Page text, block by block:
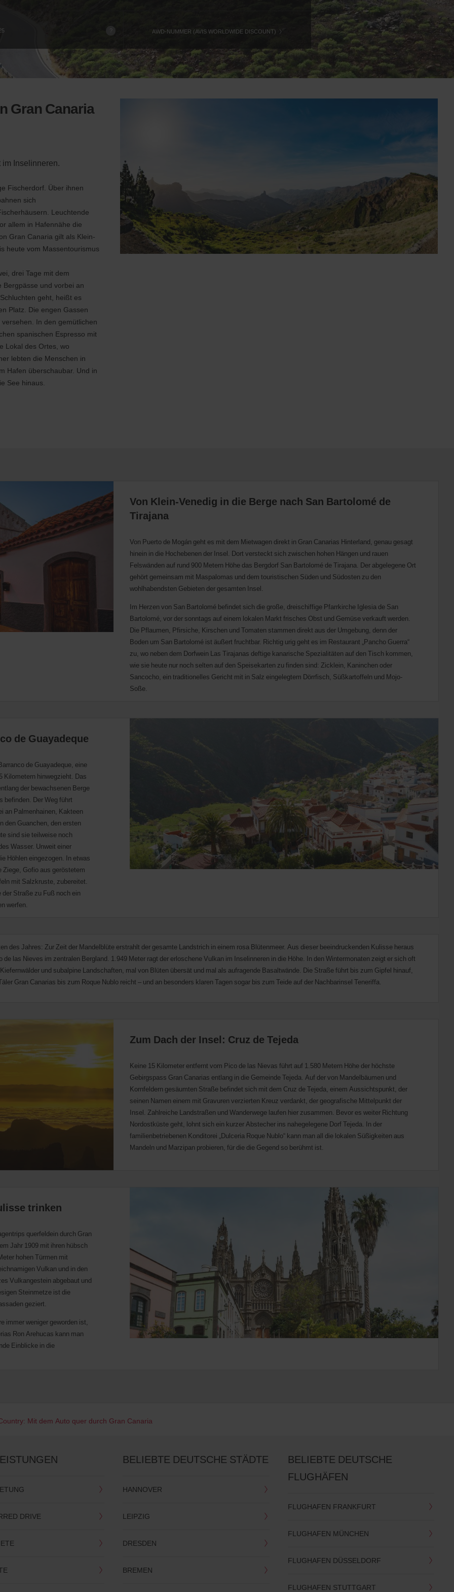
AWD-NUMMER (AVIS WORLDWIDE DISCOUNT)
Gran Canaria
Inselinneren.
Fischerdorf. Über ihnen
sich
Leuchtende
allem in Hafennähe die
Gran Canaria gilt als Klein-
heute vom Massentourismus
drei Tage mit dem
und vorbei an
geht, heißt es
Platz. Die engen Gassen
In den gemütlichen
spanischen Espresso mit
Lokal des Ortes, wo
lebten die Menschen in
Hafen überschaubar. Und in
See hinaus.
Von Klein-Venedig in die Berge nach San Bartolomé de
Tirajana
Von Puerto de Mogán geht es mit dem Mietwagen direkt in Gran Canarias Hinterland, genau gesagt
hinein in die Hochebenen der Insel. Dort versteckt sich zwischen hohen Hängen und rauen
Felswänden auf rund 900 Metern Höhe das Bergdorf San Bartolomé de Tirajana. Der abgelegene Ort
gehört gemeinsam mit Maspalomas und dem touristischen Süden und Südosten zu den
wohlhabendsten Gebieten der gesamten Insel.
Im Herzen von San Bartolomé befindet sich die große, dreischiffige Pfarrkirche Iglesia de San
Bartolomé, vor der sonntags auf einem lokalen Markt frisches Obst und Gemüse verkauft werden.
Die Pflaumen, Pfirsiche, Kirschen und Tomaten stammen direkt aus der Umgebung, denn der
Boden um San Bartolomé ist äußert fruchtbar. Richtig urig geht es im Restaurant „Pancho Guerra“
zu, wo neben dem Dorfwein Las Tirajanas deftige kanarische Spezialitäten auf den Tisch kommen,
wie sie heute nur noch selten auf den Speisekarten zu finden sind: Zicklein, Kaninchen oder
Sancocho, ein traditionelles Gericht mit in Salz eingelegtem Dörrfisch, Süßkartoffeln und Mojo-
Soße.
de Guayadeque
de Guayadeque, eine
Kilometern hinwegzieht. Das
der bewachsenen Berge
befinden. Der Weg führt
an Palmenhainen, Kakteen
den Guanchen, den ersten
sind sie teilweise noch
Wasser. Unweit einer
Höhlen eingezogen. In etwas
Gofio aus geröstetem
mit Salzkruste, zubereitet.
Straße zu Fuß noch ein
werfen.
des Jahres: Zur Zeit der Mandelblüte erstrahlt der gesamte Landstrich in einem rosa Blütenmeer. Aus dieser beeindruckenden Kulisse heraus
las Nieves im zentralen Bergland. 1.949 Meter ragt der erloschene Vulkan im Inselinneren in die Höhe. In den Wintermonaten zeigt er sich oft
und subalpine Landschaften, mal von Blüten übersät und mal als aufragende Basaltwände. Die Straße führt bis zum Gipfel hinauf,
Gran Canarias bis zum Roque Nublo reicht – und an besonders klaren Tagen sogar bis zum Teide auf der Nachbarinsel Teneriffa.
Zum Dach der Insel: Cruz de Tejeda
Keine 15 Kilometer entfernt vom Pico de las Nievas führt auf 1.580 Metern Höhe der höchste
Gebirgspass Gran Canarias entlang in die Gemeinde Tejeda. Auf der von Mandelbäumen und
Kornfeldern gesäumten Straße befindet sich mit dem Cruz de Tejeda, einem Aussichtspunkt, der
seinen Namen einem mit Gravuren verzierten Kreuz verdankt, der geografische Mittelpunkt der
Insel. Zahlreiche Landstraßen und Wanderwege laufen hier zusammen. Bevor es weiter Richtung
Nordostküste geht, lohnt sich ein kurzer Abstecher ins nahegelegene Dorf Tejeda. In der
familienbetriebenen Konditorei „Dulceria Roque Nublo“ kann man all die lokalen Süßigkeiten aus
Mandeln und Marzipan probieren, für die die Gegend so berühmt ist.
trinken
querfeldein durch Gran
Jahr 1909 mit ihren hübsch
hohen Türmen mit
Vulkan und in den
Vulkangestein abgebaut und
Steinmetze ist die
geziert.
immer weniger geworden ist,
Ron Arehucas kann man
Einblicke in die
Mit dem Auto quer durch Gran Canaria
DRIVE
BELIEBTE DEUTSCHE STÄDTE
HANNOVER
LEIPZIG
DRESDEN
BREMEN
BELIEBTE DEUTSCHE
FLUGHÄFEN
FLUGHAFEN FRANKFURT
FLUGHAFEN MÜNCHEN
FLUGHAFEN DÜSSELDORF
FLUGHAFEN STUTTGART